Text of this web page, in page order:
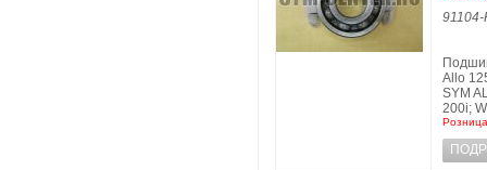
Allo
SYM
200i;